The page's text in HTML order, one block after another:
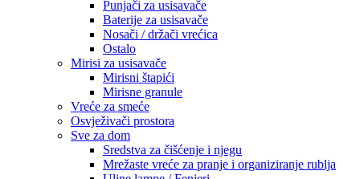
Punjači za usisavače
Baterije za usisavače
Nosači / držači vrećica
Ostalo
Mirisi za usisavače
Mirisni štapići
Mirisne granule
Vreće za smeće
Osvježivači prostora
Sve za dom
Sredstva za čišćenje i njegu
Mrežaste vreće za pranje i organiziranje rublja